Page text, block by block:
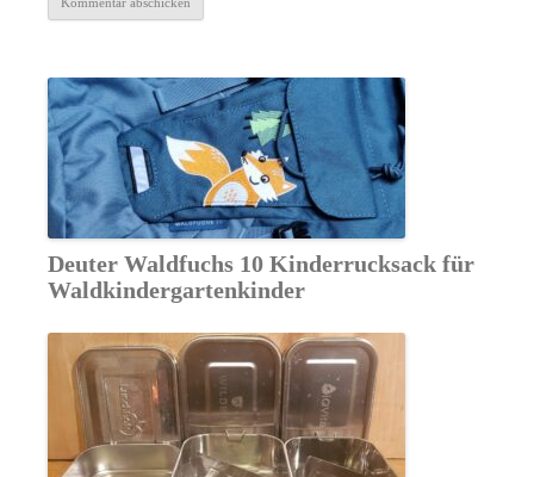
Deuter Waldfuchs 10 Kinderrucksack für
Waldkindergartenkinder